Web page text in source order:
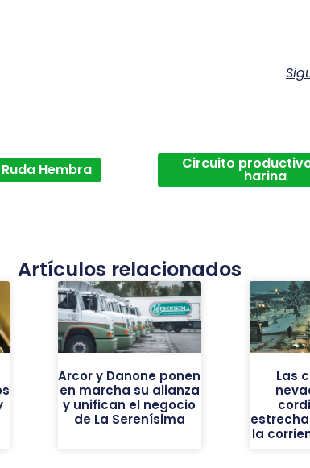
Hembra Circuito
harina
Artículos relacionados
Arcor y Danone ponen
en marcha su alianza
y unifican el negocio
de La Serenísima
Las
la